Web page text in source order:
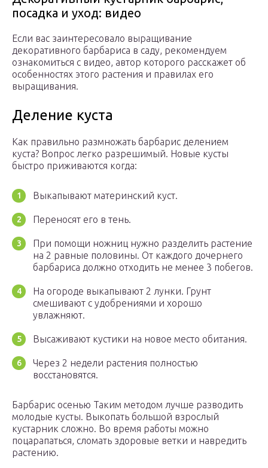
посадка и уход: видео
Если вас заинтересовало выращивание
декоративного барбариса в саду, рекомендуем
ознакомиться с видео, автор которого расскажет об
особенностях этого растения и правилах его
выращивания.
Деление куста
Как правильно размножать барбарис делением
куста? Вопрос легко разрешимый. Новые кусты
быстро приживаются когда:
Выкапывают материнский куст.
Переносят его в тень.
При помощи ножниц нужно разделить растение
на 2 равные половины. От каждого дочернего
барбариса должно отходить не менее 3 побегов.
На огороде выкапывают 2 лунки. Грунт
смешивают с удобрениями и хорошо
увлажняют.
Высаживают кустики на новое место обитания.
Через 2 недели растения полностью
восстановятся.
Барбарис осенью Таким методом лучше разводить
молодые кусты. Выкопать большой взрослый
кустарник сложно. Во время работы можно
поцарапаться, сломать здоровые ветки и навредить
растению.